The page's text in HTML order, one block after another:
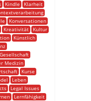
Kindle
Klarheit
Konversationen
Kreativität
Kultur
Künstlich
Medizin
Kurse
Leben
Legal Issues
Lernfähigkeit